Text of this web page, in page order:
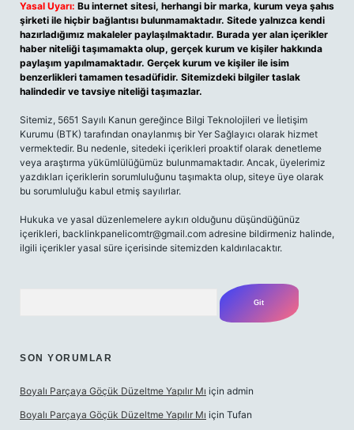
Yasal Uyarı: Bu internet sitesi, herhangi bir marka, kurum veya şahıs
şirketi ile hiçbir bağlantısı bulunmamaktadır. Sitede yalnızca kendi
hazırladığımız makaleler paylaşılmaktadır. Burada yer alan içerikler
haber niteliği taşımamakta olup, gerçek kurum ve kişiler hakkında
paylaşım yapılmamaktadır. Gerçek kurum ve kişiler ile isim
benzerlikleri tamamen tesadüfidir. Sitemizdeki bilgiler taslak
halindedir ve tavsiye niteliği taşımazlar.
Sitemiz, 5651 Sayılı Kanun gereğince Bilgi Teknolojileri ve İletişim
Kurumu (BTK) tarafından onaylanmış bir Yer Sağlayıcı olarak hizmet
vermektedir. Bu nedenle, sitedeki içerikleri proaktif olarak denetleme
veya araştırma yükümlülüğümüz bulunmamaktadır. Ancak, üyelerimiz
yazdıkları içeriklerin sorumluluğunu taşımakta olup, siteye üye olarak
bu sorumluluğu kabul etmiş sayılırlar.
Hukuka ve yasal düzenlemelere aykırı olduğunu düşündüğünüz
içerikleri, backlinkpanelicomtr@gmail.com adresine bildirmeniz halinde,
ilgili içerikler yasal süre içerisinde sitemizden kaldırılacaktır.
SON YORUMLAR
Boyalı Parçaya Göçük Düzeltme Yapılır Mı için admin
Boyalı Parçaya Göçük Düzeltme Yapılır Mı için Tufan